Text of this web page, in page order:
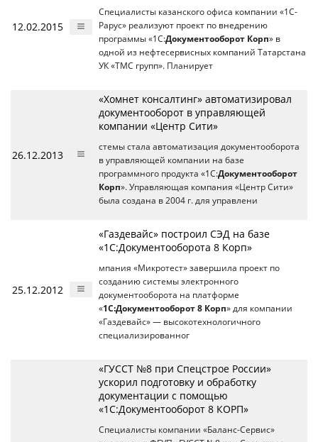
12.02.2015
Специалисты казанского офиса компании «1С-
Рарус» реализуют проект по внедрению
программы «1С:Документооборот Корп» в
одной из нефтесервисных компаний Татарстана
УК «ТМС групп». Планирует
26.12.2013
«Хомнет консалтинг» автоматизировал
документооборот в управляющей
компании «Центр Сити»
стемы стала автоматизация документооборота
в управляющей компании на базе
программного продукта «1С:Документооборот
Корп». Управляющая компания «Центр Сити»
была создана в 2004 г. для управлени
25.12.2012
«Газдевайс» построил СЭД на базе
«1С:Документооборота 8 Корп»
мпания «Микротест» завершила проект по
созданию системы электронного
документооборота на платформе
«1С:Документооборот 8 Корп» для компании
«Газдевайс» — высокотехнологичного
специализированног
«ГУССТ №8 при Спецстрое России»
ускорил подготовку и обработку
документации с помощью
«1С:Документооборот 8 КОРП»
Специалисты компании «Баланс-Сервис»